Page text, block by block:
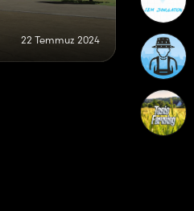
22 Temmuz 2024